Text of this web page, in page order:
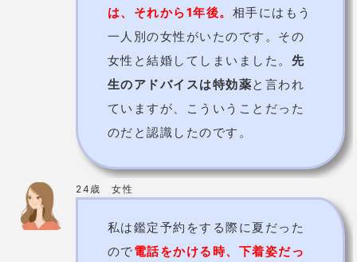
は、それから1年後。 相手にはもう
一人別の女性がいたのです。その
女性と結婚してしまいました。 先
生のアドバイスは特効薬と言われ
ていますが、こういうことだった
のだと認識したのです。
24歳 女性
私は鑑定予約をする際に夏だった
ので電話をかける時、下着姿だっ